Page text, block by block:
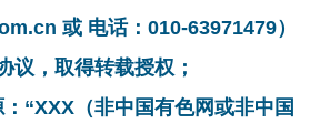
或 电话：010-63971479）
议，取得转载授权；
“XXX（非中国有色网或非中国